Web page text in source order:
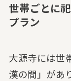
世帯ごとに
プラン
大源寺には世
漢の間」があ